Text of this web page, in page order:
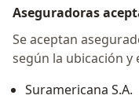
Aseguradoras
Se aceptan
según la ubicación y
Suramericana S.A.